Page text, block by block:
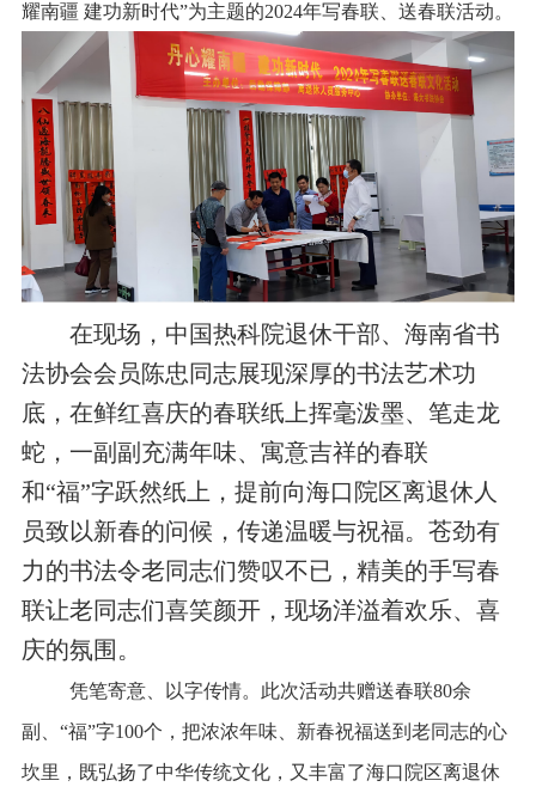
耀南疆 建功新时代”为主题的2024年写春联、送春联活动。
在现场，中国热科院退休干部、 海南省书
法协会会员陈忠同志展现深厚的书法艺术功
底，在鲜红喜庆的春联纸上挥毫泼墨、 笔走龙
蛇，一副副充满年味、寓意吉祥的春联
和“福”字跃然纸上，提前向海口院区离退休人
员致以新春的问候，传递温暖与祝福。苍劲有
力的书法令老同志们赞叹不已，精美的手写春
联让老同志们喜笑颜开，现场洋溢着欢乐、喜
庆的氛围。
凭笔寄意、以字传情。此次活动共赠送春联80余
副、“福”字100个，把浓浓年味、新春祝福送到老同志的心
坎里 ， 既弘扬了中华传统文化，又丰富了海口院区离退休